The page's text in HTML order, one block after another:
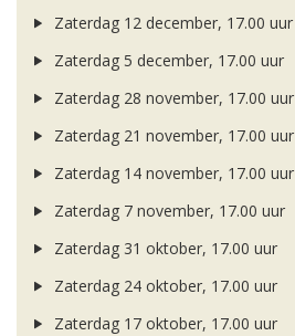
Zaterdag 12 december, 17.00 uur
Zaterdag 5 december, 17.00 uur
Zaterdag 28 november, 17.00 uur
Zaterdag 21 november, 17.00 uur
Zaterdag 14 november, 17.00 uur
Zaterdag 7 november, 17.00 uur
Zaterdag 31 oktober, 17.00 uur
Zaterdag 24 oktober, 17.00 uur
Zaterdag 17 oktober, 17.00 uur